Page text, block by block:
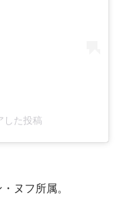
した投稿
ヌフ所属。